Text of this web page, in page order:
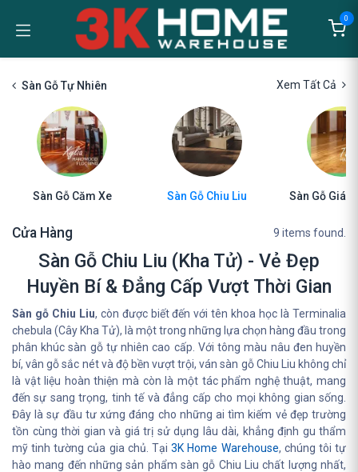
Bỏ qua để đến Nội dung
0
Sàn Gỗ Tự Nhiên Xem Tất Cả
Sàn Gỗ Căm Xe Sàn Gỗ Chiu Liu Sàn Gỗ Giá
Cửa Hàng 9 items found.
Sàn Gỗ Chiu Liu (Kha Tử) - Vẻ Đẹp
Huyền Bí & Đẳng Cấp Vượt Thời Gian
Sàn gỗ Chiu Liu, còn được biết đến với tên khoa học là Terminalia
chebula (Cây Kha Tử), là một trong những lựa chọn hàng đầu trong
phân khúc sàn gỗ tự nhiên cao cấp. Với tông màu nâu đen huyền
bí, vân gỗ sắc nét và độ bền vượt trội, ván sàn gỗ Chiu Liu không chỉ
là vật liệu hoàn thiện mà còn là một tác phẩm nghệ thuật, mang
đến sự sang trọng, tinh tế và đẳng cấp cho mọi không gian sống.
Đây là sự đầu tư xứng đáng cho những ai tìm kiếm vẻ đẹp trường
tồn cùng thời gian và giá trị sử dụng lâu dài, khẳng định gu thẩm
mỹ tinh tường của gia chủ. Tại3K Home Warehouse, chúng tôi tự
hào mang đến những sản phẩm sàn gỗ Chiu Liu chất lượng nhất,